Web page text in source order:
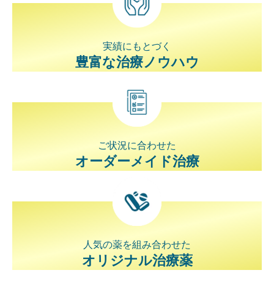
実績にもとづく
豊富な治療ノウハウ
ご状況に合わせた
オーダーメイド治療
人気の薬を組み合わせた
オリジナル治療薬